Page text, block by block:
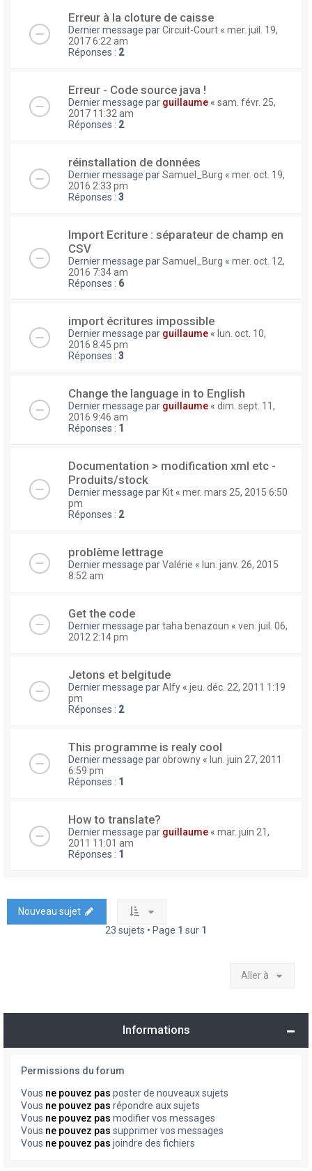
Erreur à la cloture de caisse
Dernier message parCircuit-Court « mer. juil. 19,
2017 6:22 am
Réponses : 2
Erreur - Code source java !
Dernier message par guillaume « sam. févr. 25,
2017 11:32 am
Réponses : 2
réinstallation de données
Dernier message parSamuel_Burg « mer. oct. 19,
2016 2:33 pm
Réponses : 3
Import Ecriture : séparateur de champ en
CSV
Dernier message parSamuel_Burg « mer. oct. 12,
2016 7:34 am
Réponses : 6
import écritures impossible
Dernier message par guillaume « lun. oct. 10,
2016 8:45 pm
Réponses : 3
Change the language in to English
Dernier message par guillaume « dim. sept. 11,
2016 9:46 am
Réponses : 1
Documentation > modification xml etc -
Produits/stock
Dernier message parKit « mer. mars 25, 2015 6:50
pm
Réponses : 2
problème lettrage
Dernier message parValérie « lun. janv. 26, 2015
8:52 am
Get the code
Dernier message partaha benazoun « ven. juil. 06,
2012 2:14 pm
Jetons et belgitude
Dernier message parAlfy « jeu. déc. 22, 2011 1:19
pm
Réponses : 2
This programme is realy cool
Dernier message parobrowny « lun. juin 27, 2011
6:59 pm
Réponses : 1
How to translate?
Dernier message par guillaume « mar. juin 21,
2011 11:01 am
Réponses : 1
Nouveau sujet
23 sujets • Page 1 sur 1
Aller à
Informations
Permissions du forum
Vous ne pouvez pas poster de nouveaux sujets
Vous ne pouvez pas répondre aux sujets
Vous ne pouvez pas modifier vos messages
Vous ne pouvez pas supprimer vos messages
Vous ne pouvez pas joindre des fichiers